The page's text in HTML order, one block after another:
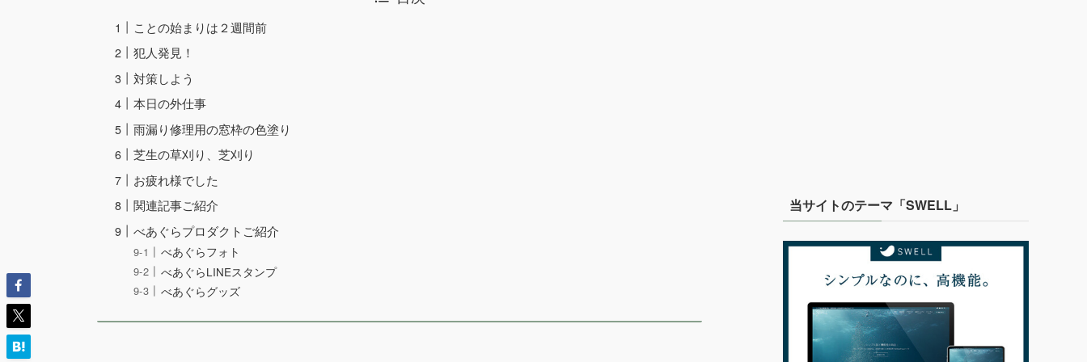
ことの始まりは２週間前
犯人発見！
対策しよう
本日の外仕事
雨漏り修理用の窓枠の色塗り
芝生の草刈り、芝刈り
お疲れ様でした
関連記事ご紹介
べあぐらプロダクトご紹介
べあぐらフォト
べあぐらLINEスタンプ
べあぐらグッズ
当サイトのテーマ「SWELL」